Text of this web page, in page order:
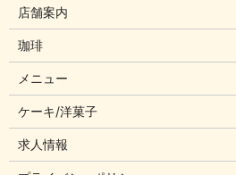
店舗案内
珈琲
メニュー
ケーキ/洋菓子
求人情報